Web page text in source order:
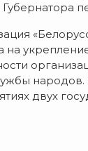
на
народов.
двух